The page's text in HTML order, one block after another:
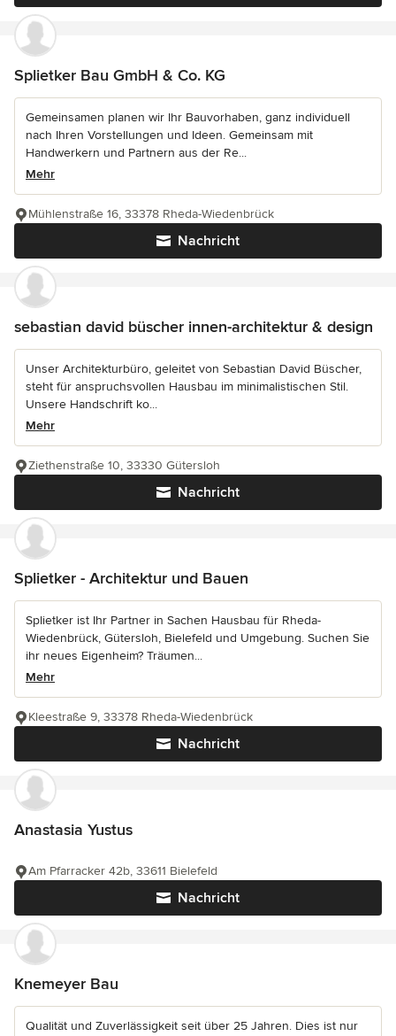
Splietker Bau GmbH & Co. KG
Gemeinsamen planen wir Ihr Bauvorhaben, ganz individuell
nach Ihren Vorstellungen und Ideen. Gemeinsam mit
Handwerkern und Partnern aus der Re...
Mehr
Nachricht
Mühlenstraße 16, 33378 Rheda-Wiedenbrück
sebastian david büscher innen-architektur & design
Unser Architekturbüro, geleitet von Sebastian David Büscher,
steht für anspruchsvollen Hausbau im minimalistischen Stil.
Unsere Handschrift ko...
Mehr
Nachricht
Ziethenstraße 10, 33330 Gütersloh
Splietker - Architektur und Bauen
Splietker ist Ihr Partner in Sachen Hausbau für Rheda-
Wiedenbrück, Gütersloh, Bielefeld und Umgebung. Suchen Sie
ihr neues Eigenheim? Träumen...
Mehr
Nachricht
Kleestraße 9, 33378 Rheda-Wiedenbrück
Anastasia Yustus
Nachricht
Am Pfarracker 42b, 33611 Bielefeld
Knemeyer Bau
Qualität und Zuverlässigkeit seit über 25 Jahren. Dies ist nur